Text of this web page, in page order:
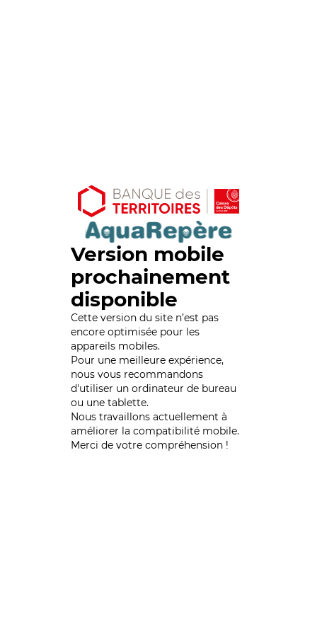
Version mobile
prochainement
disponible
Cette version du site n’est pas
encore optimisée pour les
appareils mobiles.
Pour une meilleure expérience,
nous vous recommandons
d'utiliser un ordinateur de bureau
ou une tablette.
Nous travaillons actuellement à
améliorer la compatibilité mobile.
Merci de votre compréhension !